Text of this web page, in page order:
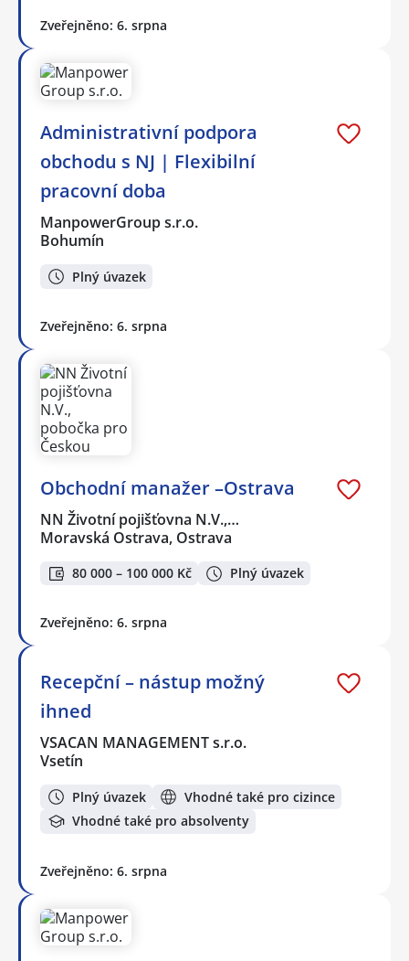
Zveřejněno: 6. srpna
Administrativní podpora
obchodu s NJ | Flexibilní
pracovní doba
ManpowerGroup s.r.o.
Bohumín
Plný úvazek
Zveřejněno: 6. srpna
Obchodní manažer –Ostrava
NN Životní pojišťovna N.V.,…
Moravská Ostrava, Ostrava
80 000 – 100 000 Kč Plný úvazek
Zveřejněno: 6. srpna
Recepční – nástup možný
ihned
VSACAN MANAGEMENT s.r.o.
Vsetín
Plný úvazek
Vhodné také pro cizince
Vhodné také pro absolventy
Zveřejněno: 6. srpna